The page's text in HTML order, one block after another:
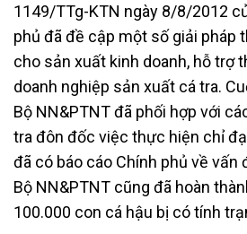
1149/TTg-KTN ngày 8/8/2012
phủ đã đề cập một số giải pháp
cho sản xuất kinh doanh, hỗ trợ
doanh nghiệp sản xuất cá tra.
Bộ NN&PTNT đã phối hợp với
tra đôn đốc việc thực hiện chỉ
đã có báo cáo Chính phủ về vấn
Bộ NN&PTNT cũng đã hoàn
100.000 con cá hậu bị có tính